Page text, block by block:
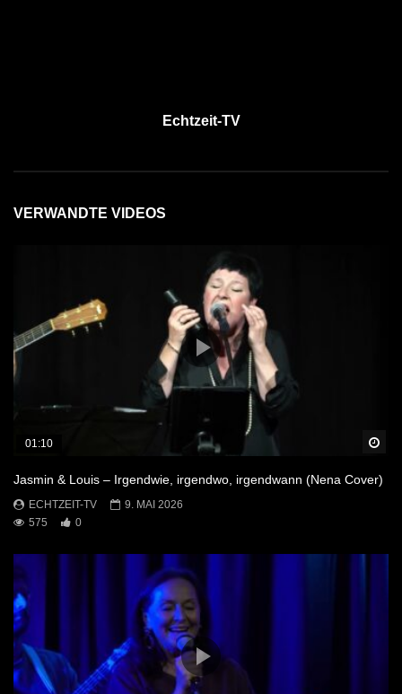
Echtzeit-TV
VERWANDTE VIDEOS
01:10
Jasmin & Louis – Irgendwie, irgendwo, irgendwann (Nena Cover)
ECHTZEIT-TV
9. MAI 2026
575
0